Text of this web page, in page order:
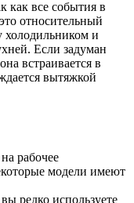
как все события в
относительный
холодильником и
Если задуман
встраивается в
вытяжкой
рабочее
модели имеют
редко используете